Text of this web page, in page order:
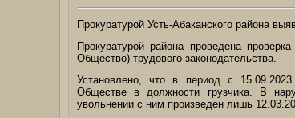
Прокуратурой Усть-Абаканского района
Прокуратурой района проведена
Общество) трудового законодательства.
Установлено, что в период с
Обществе в должности грузчика. В
увольнении с ним произведен лишь